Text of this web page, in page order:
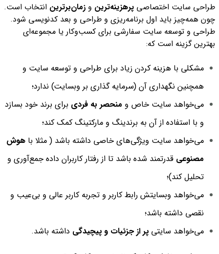
طراحی سایت اختصاصی پرهزینه‌ترین و زمان‌برترین انتخاب است.
چون همه‌چیز باید اول برنامه‌ریزی و طراحی و بعد کدنویسی شود.
طراحی و توسعه سایت سفارشی برای کسب‌وکار یا مجموعه‌ای
بهترین گزینه است که:
مشکلی با هزینه کردن زیاد برای طراحی و توسعه سایت و
همچنین نگهداری آن (سرمایه گذاری بر وبسایت) ندارد؛
می‌خواهد سایت خاص و منحصر به فردی برای برند خود بسازد
و با استفاده از آن به برندینگ و مارکتینگ کمک کند؛
می‌خواهد سایت ویژگی‌های خاصی داشته باشد ( مثلا باهوش
مصنوعی قدرتمند شده باشد تا از رفتار کاربران داده جمع‌آوری و
تحلیل کند)؛
می‌خواهد وبسایتش رابط کاربر و تجربه کاربر عالی و بی‌عیب و
نقصی داشته باشد؛
می‌خواهد سایتیپر از جزئیات و پیچیدگی داشته باشد.